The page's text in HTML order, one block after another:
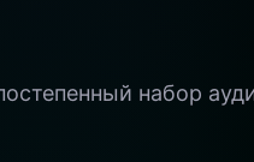
набор